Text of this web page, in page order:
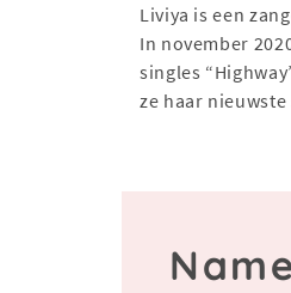
Liviya is een
In november
singles
ze haar